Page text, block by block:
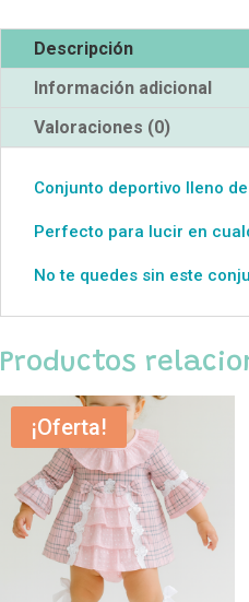
Descripción
Información adicional
Valoraciones (0)
Conjunto deportivo lleno
Perfecto para lucir en
No te quedes sin este
Productos
¡Oferta!